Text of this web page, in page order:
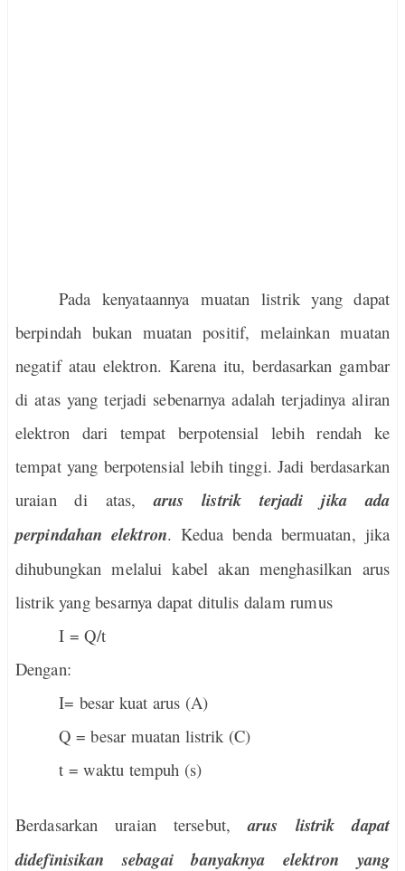
Pada kenyataannya muatan listrik yang dapat
berpindah bukan muatan positif, melainkan muatan
negatif atau elektron. Karena itu, berdasarkan gambar
di atas yang terjadi sebenarnya adalah terjadinya aliran
elektron dari tempat berpotensial lebih rendah ke
tempat yang berpotensial lebih tinggi. Jadi berdasarkan
uraian di atas,arus listrik terjadi jika ada
perpindahan elektron. Kedua benda bermuatan, jika
dihubungkan melalui kabel akan menghasilkan arus
listrik yang besarnya dapat ditulis dalam rumus
I = Q/t
Dengan:
I= besar kuat arus (A)
Q = besar muatan listrik (C)
t = waktu tempuh (s)
Berdasarkan uraian tersebut,arus listrik dapat
didefinisikan sebagai banyaknya elektron yang